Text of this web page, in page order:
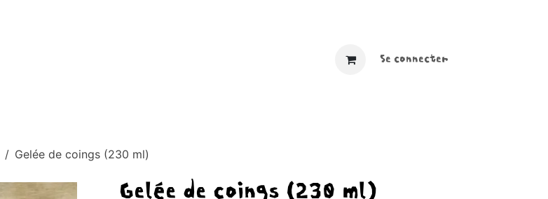
Se connecter
Gelée de coings (230 ml)
Gelée de coings (230 ml)